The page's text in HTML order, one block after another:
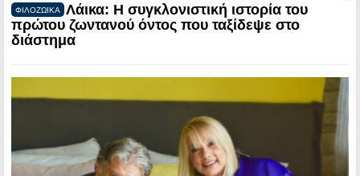
ΦΙΛΟΖΩΙΚΑ
Λάικα: Η συγκλονιστική ιστορία του
πρώτου ζωντανού όντος που ταξίδεψε στο
διάστημα